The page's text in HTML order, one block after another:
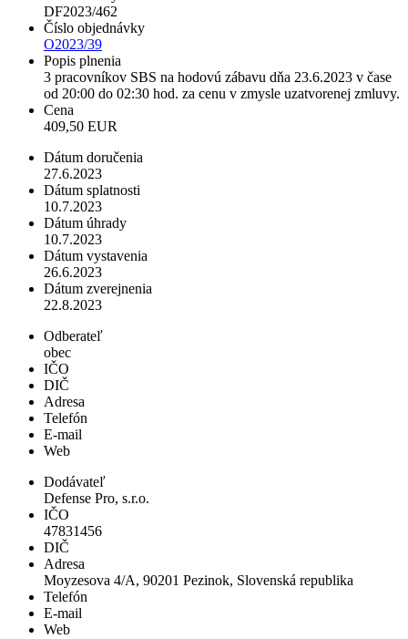
DF2023/462
Číslo objednávky
O2023/39
Popis plnenia
3 pracovníkov SBS na hodovú zábavu dňa 23.6.2023 v čase
od 20:00 do 02:30 hod. za cenu v zmysle uzatvorenej zmluvy.
Cena
409,50 EUR
Dátum doručenia
27.6.2023
Dátum splatnosti
10.7.2023
Dátum úhrady
10.7.2023
Dátum vystavenia
26.6.2023
Dátum zverejnenia
22.8.2023
Odberateľ
obec
IČO
DIČ
Adresa
Telefón
E-mail
Web
Dodávateľ
Defense Pro, s.r.o.
IČO
47831456
DIČ
Adresa
Moyzesova 4/A, 90201 Pezinok, Slovenská republika
Telefón
E-mail
Web